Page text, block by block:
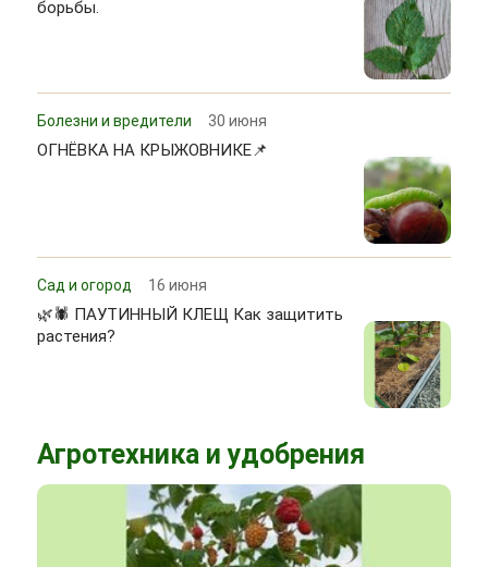
борьбы.
Болезни и вредители 30 июня
ОГНЁВКА НА КРЫЖОВНИКЕ📌
Сад и огород 16 июня
🌿🕷 ПАУТИННЫЙ КЛЕЩ Как защитить
растения?
Агротехника и удобрения